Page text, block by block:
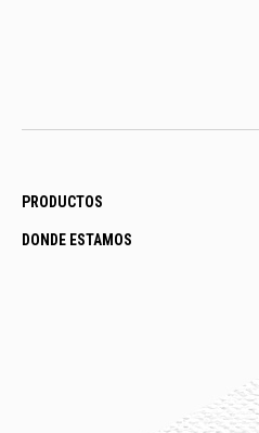
PRODUCTOS
DONDE ESTAMOS